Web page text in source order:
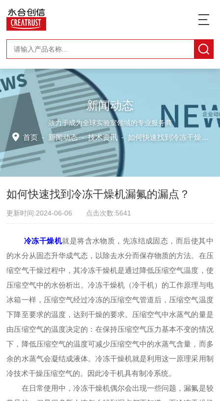
新闻动态
致力于成为全球实验室领域的专业服务商
首页 - 新闻动态-技术资讯 -如何快速找到冷冻干燥机漏氟的漏点？
如何快速找到冷冻干燥机漏氟的漏点？
更新时间:2024-06-06 点击次数:5641
冷冻干燥机就是将含水物质，先冻结成固态，而后使其中
的水分从固态升华成气态，以除去水分而保存物质的方法。在压
缩空气干燥过程中，其冷冻干燥机是通过降低压缩空气温度，使
压缩空气中的水份析出。冷冻干燥机（冷干机）的工作原理与电
冰箱一样，压缩空气经过冷冻的压缩空气管道后，压缩空气温度
下降至要求的温度，达到干燥的要求。压缩空气中水蒸气的量是
由压缩空气的温度决定的：在保持压缩空气压力基本不变的情况
下，降低压缩空气的温度可减少压缩空气中的水蒸气含量，而多
余的水蒸气会凝结成液体。冷冻干燥机就是利用这一原理采用制
冷技术干燥压缩空气的。因此冷干机具有制冷系统。
在日常使用中，冷冻干燥机偶尔会出现一些问题，漏氟是较